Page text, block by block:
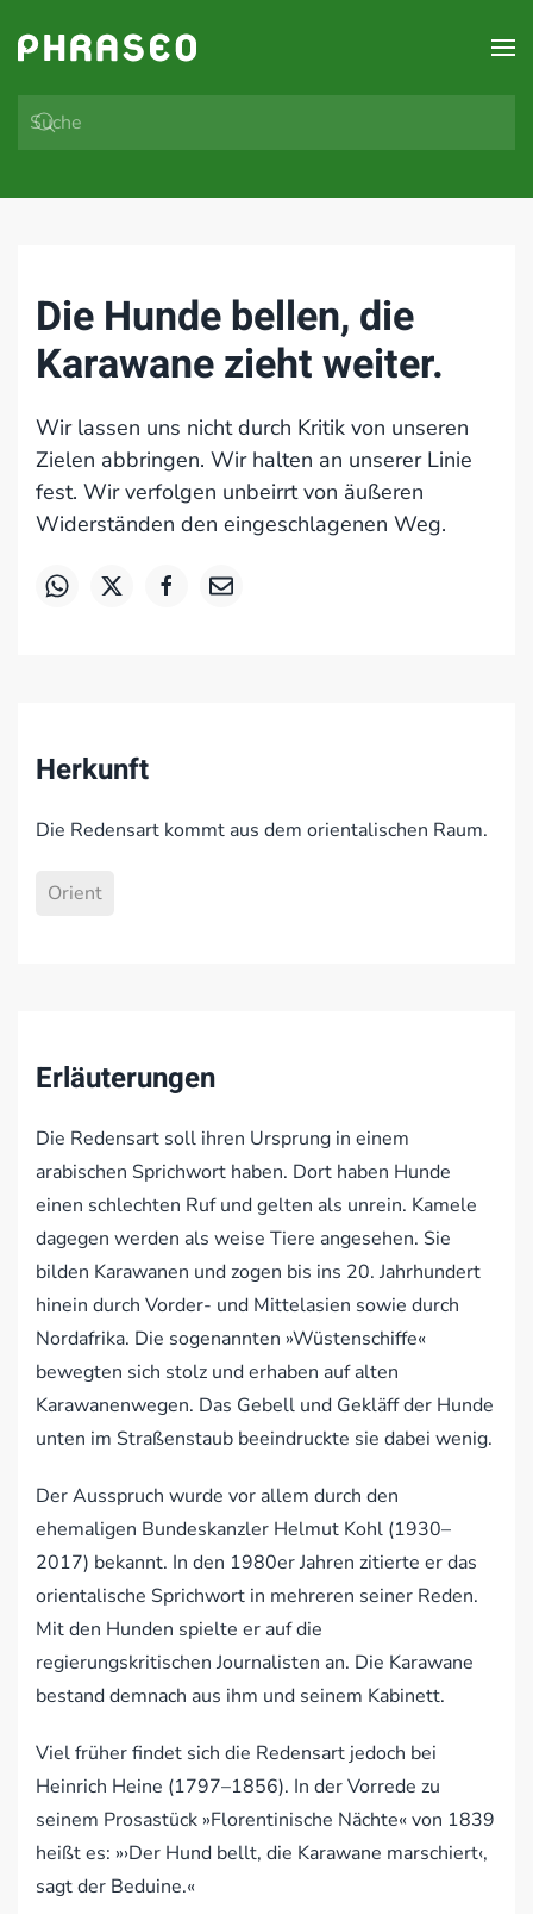
Zum Hauptinhalt springen
Die Hunde bellen, die
Karawane zieht weiter.
Wir lassen uns nicht durch Kritik von unseren
Zielen abbringen. Wir halten an unserer Linie
fest. Wir verfolgen unbeirrt von äußeren
Widerständen den eingeschlagenen Weg.
Herkunft
Die Redensart kommt aus dem orientalischen Raum.
Orient
Erläuterungen
Die Redensart soll ihren Ursprung in einem
arabischen Sprichwort haben. Dort haben Hunde
einen schlechten Ruf und gelten als unrein. Kamele
dagegen werden als weise Tiere angesehen. Sie
bilden Karawanen und zogen bis ins 20. Jahrhundert
hinein durch Vorder- und Mittelasien sowie durch
Nordafrika. Die sogenannten »Wüstenschiffe«
bewegten sich stolz und erhaben auf alten
Karawanenwegen. Das Gebell und Gekläff der Hunde
unten im Straßenstaub beeindruckte sie dabei wenig.
Der Ausspruch wurde vor allem durch den
ehemaligen Bundeskanzler Helmut Kohl (1930–
2017) bekannt. In den 1980er Jahren zitierte er das
orientalische Sprichwort in mehreren seiner Reden.
Mit den Hunden spielte er auf die
regierungskritischen Journalisten an. Die Karawane
bestand demnach aus ihm und seinem Kabinett.
Viel früher findet sich die Redensart jedoch bei
Heinrich Heine (1797–1856). In der Vorrede zu
seinem Prosastück »Florentinische Nächte« von 1839
heißt es: »›Der Hund bellt, die Karawane marschiert‹,
sagt der Beduine.«